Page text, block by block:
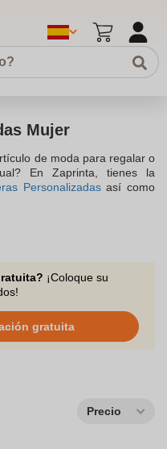
Mujer
de moda para regalar o
En Zaprinta, tienes la
Personalizadasasí como
o chat.
¡Coloque su
gratuita
Precio